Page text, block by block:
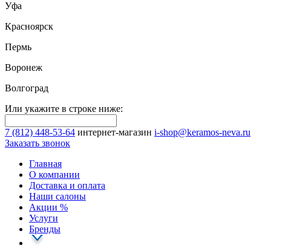
Уфа
Красноярск
Пермь
Воронеж
Волгоград
Или укажите в строке ниже:
7 (812) 448-53-64 интернет-магазин i-shop@keramos-neva.ru
Заказать звонок
Главная
О компании
Доставка и оплата
Наши cалоны
Акции %
Услуги
Бренды